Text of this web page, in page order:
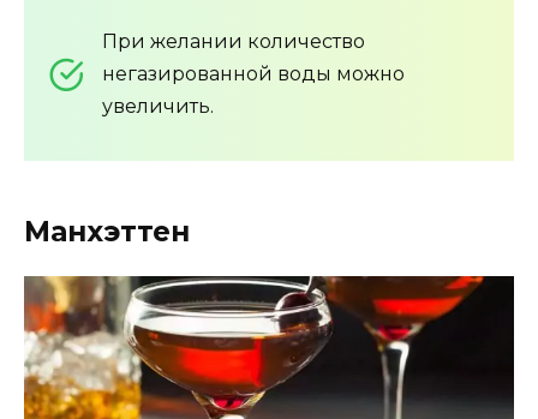
При желании количество
негазированной воды можно
увеличить.
Манхэттен